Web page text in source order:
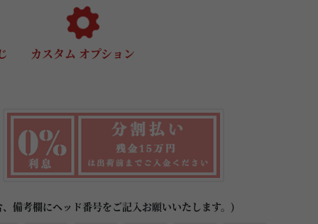
カスタム オプション
備考欄にヘッド番号をご記入お願いいたします。)